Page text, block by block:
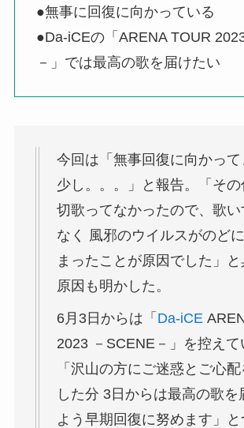
●無事に回復に向かっている
●Da-iCEの「ARENA TOUR
－」では最高の歌を届けたい
今回は「無事回復に向かっ
少し。。。」と報告。「そ
切歌ってなかったので、歌
なく 風邪のウイルスがのど
まったことが原因でした」
原因も明かした。
6月3日からは「 Da-iCE
2023 －SCENE－」を控えて
「沢山の方にご迷惑とご心
した分 3日からは最高の歌を
よう早期回復に努めます」と